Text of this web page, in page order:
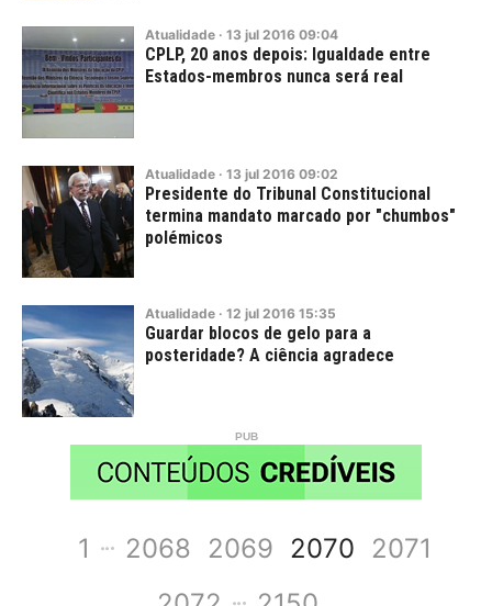
Atualidade · 13 jul 2016 09:04
CPLP, 20 anos depois: Igualdade entre
Estados-membros nunca será real
Atualidade · 13 jul 2016 09:02
Presidente do Tribunal Constitucional
termina mandato marcado por "chumbos"
polémicos
Atualidade · 12 jul 2016 15:35
Guardar blocos de gelo para a
posteridade? A ciência agradece
1 2068 2069 2070
2071